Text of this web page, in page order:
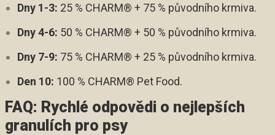
Dny 1-3: 25 % CHARM® + 75 % původního krmiva.
Dny 4-6: 50 % CHARM® + 50 % původního krmiva.
Dny 7-9: 75 % CHARM® + 25 % původního krmiva.
Den 10: 100 % CHARM® Pet Food.
FAQ: Rychlé odpovědi o nejlepších
granulích pro psy